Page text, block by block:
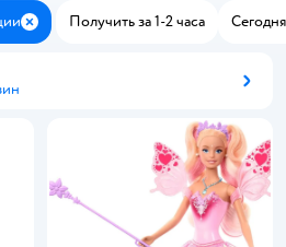
ЗакрытьПолучить за 1-2 часа